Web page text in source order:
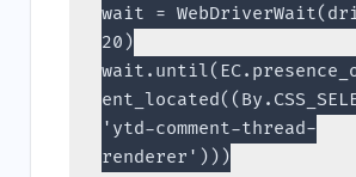
wait =
20)
'ytd-comment-thread-
renderer')))